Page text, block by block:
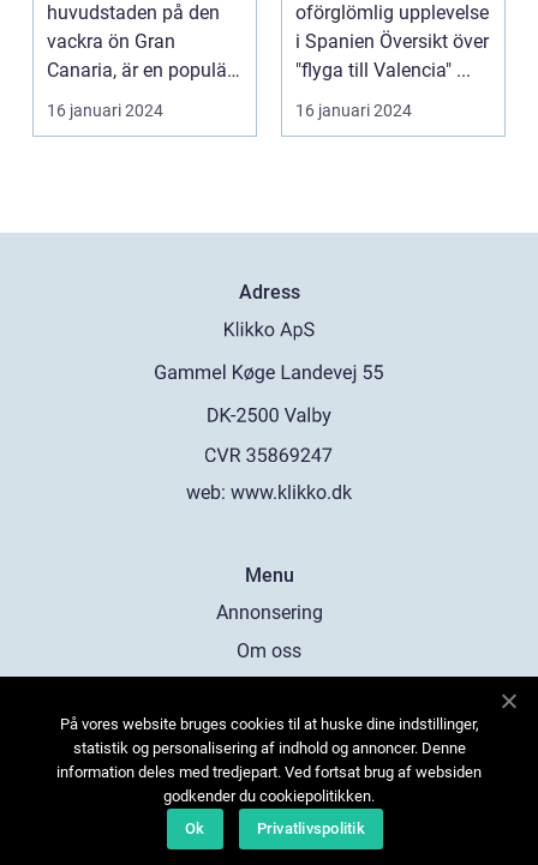
huvudstaden på den
vackra ön Gran
Canaria, är en populär
resedestination för
privatperso...
16 januari 2024
oförglömlig upplevelse
i Spanien Översikt över
"flyga till Valencia" ...
16 januari 2024
Adress
web: www.klikko.dk
Menu
Annonsering
Om oss
Kontakta oss
Sitemap
På vores website bruges cookies til at huske dine indstillinger,
statistik og personalisering af indhold og annoncer. Denne
information deles med tredjepart. Ved fortsat brug af websiden
godkender du cookiepolitikken.
Ok
Privatlivspolitik